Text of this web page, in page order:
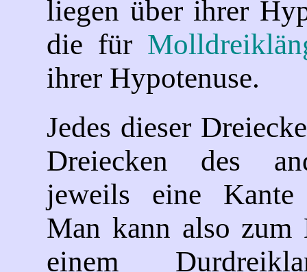
liegen über ihrer
die für
ihrer Hypotenuse.
Jedes dieser
Dreiecken des
jeweils eine Kante
Man kann also zum
einem